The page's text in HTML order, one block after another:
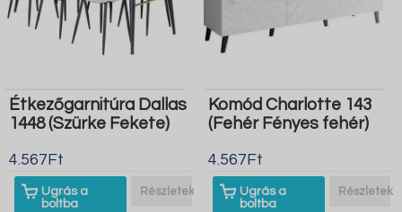
Étkezőgarnitúra Dallas
1448 (Szürke Fekete)
4.567Ft
Ugrás a
boltba
Részletek
Komód Charlotte 143
(Fehér Fényes fehér)
4.567Ft
Ugrás a
boltba
Részletek